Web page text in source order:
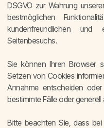
DSGVO zur Wahrung
bestmöglichen
kundenfreundlichen und
Seitenbesuchs.
Sie können Ihren Browser
Setzen von Cookies
Annahme entscheiden
bestimmte Fälle oder
Bitte beachten Sie, dass